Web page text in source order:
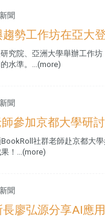
聞
勢工作坊在亞大登
究院、亞洲大學舉辦工作
水準。...(more)
聞
參加京都大學研討
社群老師赴京都大
！...(more)
聞
廖弘源分享AI應用